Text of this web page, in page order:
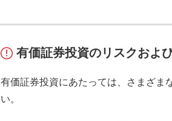
有価証券投資のリスクおよ
有価証券投資にあたっては、さまざま
い。